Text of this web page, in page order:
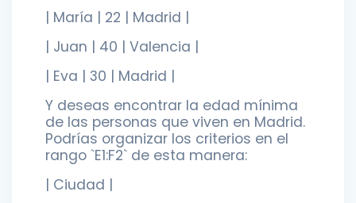
| María | 22 | Madrid |
| Juan | 40 | Valencia |
| Eva | 30 | Madrid |
Y deseas encontrar la edad mínima
de las personas que viven en Madrid.
Podrías organizar los criterios en el
rango `E1:F2` de esta manera:
| Ciudad |